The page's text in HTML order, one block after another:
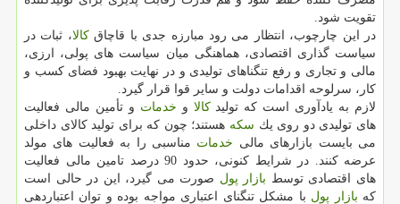
تقویت شود.
در این چارچوب، انتظار می رود مبارزه جدی با قاچاقكالا، ثبات در
سیاست گذاری اقتصادی، هماهنگی میان سیاست های پولی، ارزی،
مالی و تجاری و رفع تنگناهای تولیدی و در نهایت بهبود فضای كسب و
كار، سرلوحه اقدامات دولت و سایر قوا قرار گیرد.
لازم به یادآوری است كه تولیدكالا و خدمات و تأمین مالی فعالیت
های تولیدی دو روی یك سكه هستند؛ چون كه برای تولید كالای داخلی
می بایست بازارهای مالی خدمات مناسبی را به فعالیت های مولد
عرضه كنند. در شرایط كنونی، حدود 90 درصد تامین مالی فعالیت
های اقتصادی توسط بازار پول صورت می گیرد، این در حالی است
كه بازار پول با مشكل تنگنای اعتباری مواجه بوده و توان اعتباردهی